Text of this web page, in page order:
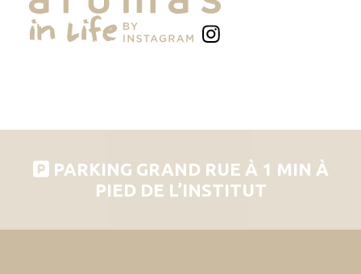
PARKING GRAND RUE À 1 MIN À
PIED DE L’INSTITUT